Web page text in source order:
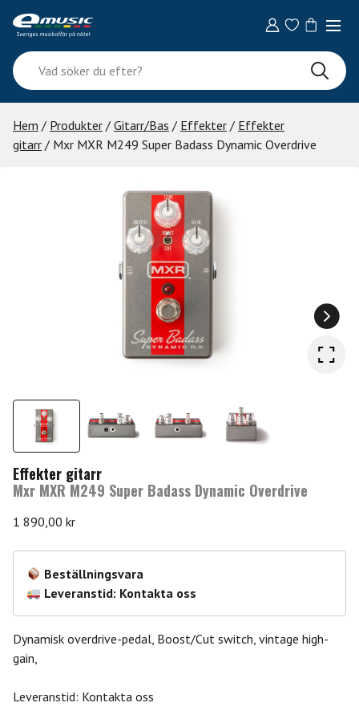
content
Vad
söker
du
efter?
Hem / Produkter / Gitarr/Bas / Effekter / Effekter
gitarr / Mxr MXR M249 Super Badass Dynamic Overdrive
Effekter gitarr
Mxr MXR M249 Super Badass Dynamic Overdrive
1 890,00 kr
Beställningsvara
Leveranstid: Kontakta oss
Dynamisk overdrive-pedal, Boost/Cut switch, vintage high-
gain,
Leveranstid: Kontakta oss